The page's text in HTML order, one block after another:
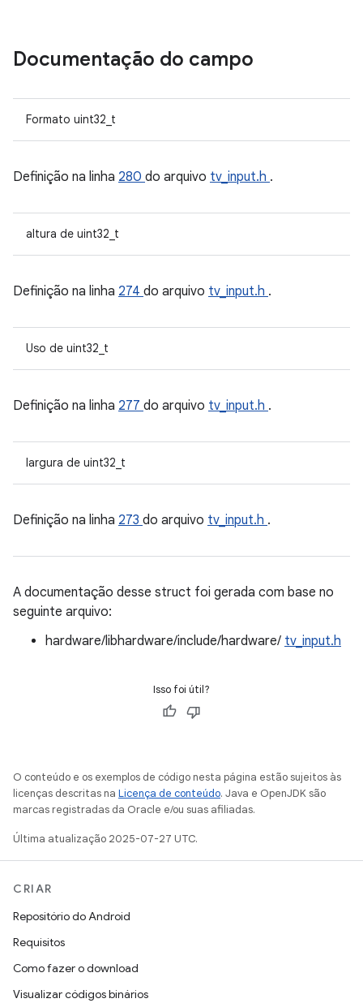
Documentação do campo
Formato uint32_t
Definição na linha 280 do arquivo tv_input.h .
altura de uint32_t
Definição na linha 274 do arquivo tv_input.h .
Uso de uint32_t
Definição na linha 277 do arquivo tv_input.h .
largura de uint32_t
Definição na linha 273 do arquivo tv_input.h .
A documentação desse struct foi gerada com base no
seguinte arquivo:
hardware/libhardware/include/hardware/ tv_input.h
Isso foi útil?
O conteúdo e os exemplos de código nesta página estão sujeitos às
licenças descritas na Licença de conteúdo. Java e OpenJDK são
marcas registradas da Oracle e/ou suas afiliadas.
Última atualização 2025-07-27 UTC.
CRIAR
Repositório do Android
Requisitos
Como fazer o download
Visualizar códigos binários